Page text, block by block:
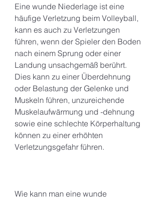
Eine wunde Niederlage ist eine
häufige Verletzung beim Volleyball,
kann es auch zu Verletzungen
führen, wenn der Spieler den Boden
nach einem Sprung oder einer
Landung unsachgemäß berührt.
Dies kann zu einer Überdehnung
oder Belastung der Gelenke und
Muskeln führen, unzureichende
Muskelaufwärmung und -dehnung
sowie eine schlechte Körperhaltung
können zu einer erhöhten
Verletzungsgefahr führen.
Wie kann man eine wunde